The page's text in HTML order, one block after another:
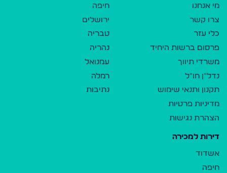
מי אנחנו
צרו קשר
כלי עזר
פרסום ברשות היחיד
משרדי תיווך
נדל"ן חו"ל
תקנון ותנאי שימוש
מדיניות פרטיות
הצהרת נגישות
חיפה
ירושלים
טבריה
נהריה
עמנואל
רמלה
נתיבות
דירות למכירה
אשדוד
חיפה